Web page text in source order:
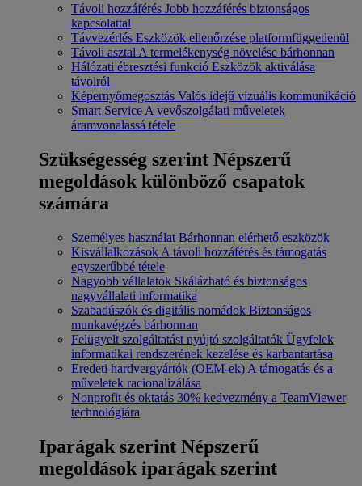
Távoli hozzáférés Jobb hozzáférés biztonságos
kapcsolattal
Távvezérlés Eszközök ellenőrzése platformfüggetlenül
Távoli asztal A termelékenység növelése bárhonnan
Hálózati ébresztési funkció Eszközök aktiválása
távolról
Képernyőmegosztás Valós idejű vizuális kommunikáció
Smart Service A vevőszolgálati műveletek
áramvonalassá tétele
Szükségesség szerint Népszerű
megoldások különböző csapatok
számára
Személyes használat Bárhonnan elérhető eszközök
Kisvállalkozások A távoli hozzáférés és támogatás
egyszerűbbé tétele
Nagyobb vállalatok Skálázható és biztonságos
nagyvállalati informatika
Szabadúszók és digitális nomádok Biztonságos
munkavégzés bárhonnan
Felügyelt szolgáltatást nyújtó szolgáltatók Ügyfelek
informatikai rendszerének kezelése és karbantartása
Eredeti hardvergyártók (OEM-ek) A támogatás és a
műveletek racionalizálása
Nonprofit és oktatás 30% kedvezmény a TeamViewer
technológiára
Iparágak szerint Népszerű
megoldások iparágak szerint